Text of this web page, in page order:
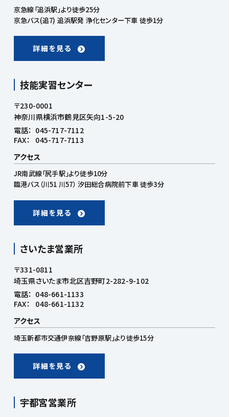
京急線「追浜駅」より徒歩25分
京急バス(追7) 追浜駅発 浄化センター下車 徒歩1分
詳細を見る
技能実習センター
〒230-0001
神奈川県横浜市鶴見区矢向1-5-20
電話： 045-717-7112
FAX：
045-717-7113
アクセス
JR南武線「尻手駅」より徒歩10分
臨港バス（川51 川57） 汐田総合病院前下車 徒歩3分
詳細を見る
さいたま営業所
〒331-0811
埼玉県さいたま市北区吉野町2-282-9-102
電話： 048-661-1133
FAX：
048-661-1132
アクセス
埼玉新都市交通伊奈線「吉野原駅」より徒歩15分
詳細を見る
宇都宮営業所